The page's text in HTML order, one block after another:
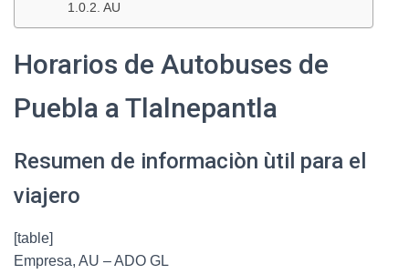
AU
Horarios de Autobuses de
Puebla a Tlalnepantla
Resumen de informaciòn ùtil para el
viajero
[table]
Empresa, AU – ADO GL